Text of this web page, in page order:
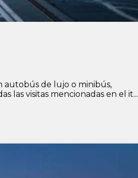
autobús de lujo o minibús,
las visitas mencionadas en el it...